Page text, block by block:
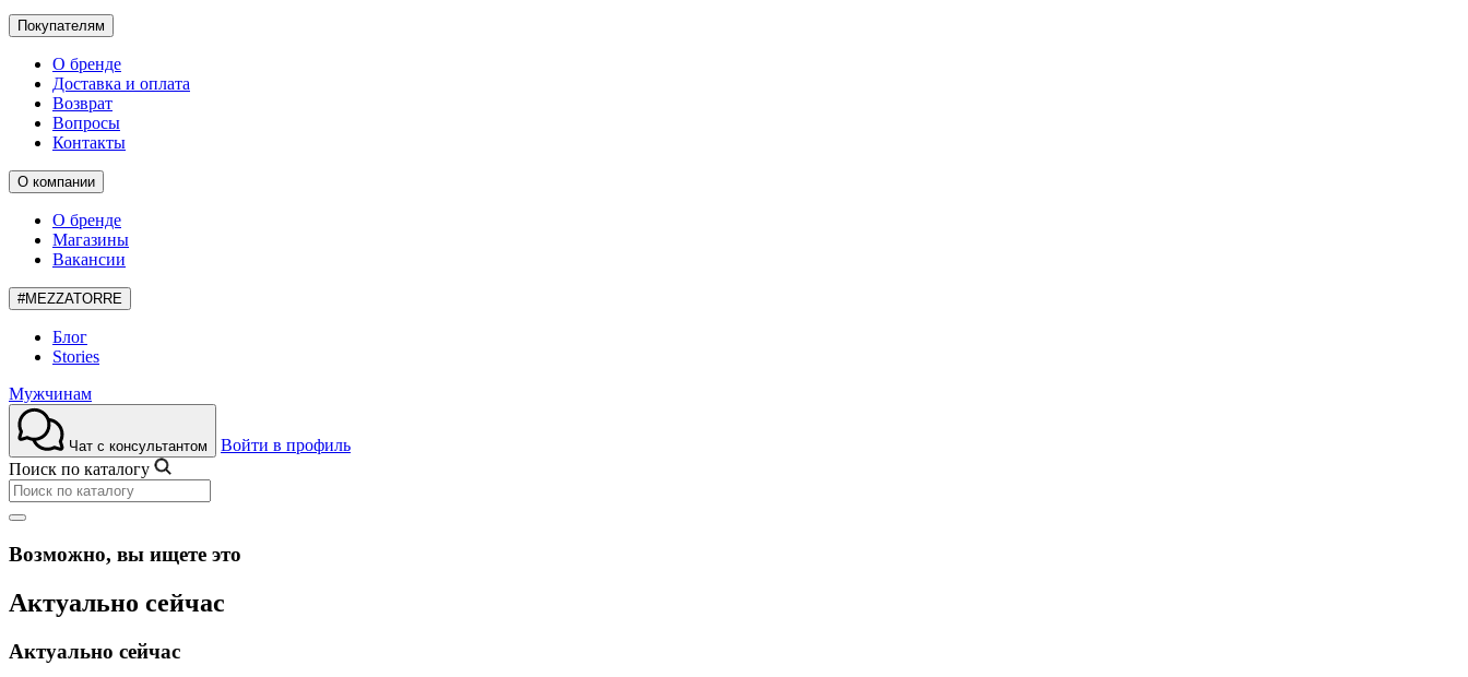
Покупателям
О бренде
Доставка и оплата
Возврат
Вопросы
Контакты
О компании
О бренде
Магазины
Вакансии
#MEZZATORRE
Блог
Stories
Мужчинам
Чат с консультантом
Войти в профиль
Поиск по каталогу
Возможно, вы ищете это
Актуально сейчас
Актуально сейчас